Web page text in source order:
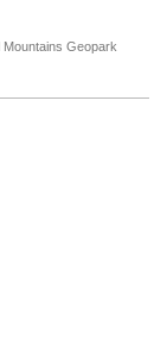
Mountains Geopark